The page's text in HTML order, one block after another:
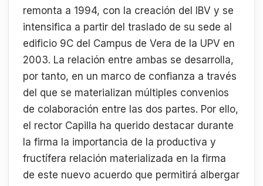
remonta a 1994, con la creación del IBV y se
intensifica a partir del traslado de su sede al
edificio 9C del Campus de Vera de la UPV en
2003. La relación entre ambas se desarrolla,
por tanto, en un marco de confianza a través
del que se materializan múltiples convenios
de colaboración entre las dos partes. Por ello,
el rector Capilla ha querido destacar durante
la firma la importancia de la productiva y
fructífera relación materializada en la firma
de este nuevo acuerdo que permitirá albergar